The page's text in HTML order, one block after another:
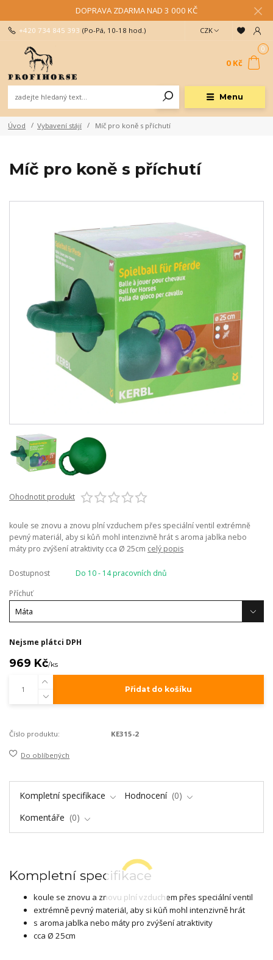
DOPRAVA ZDARMA NAD 3 000 KČ
Menu
CZK
+420 734 845 393 (Po-Pá, 10-18 hod.)
0
0 Kč
Úvod Vybavení stájí Míč pro koně s příchutí
Míč pro koně s příchutí
Ohodnotit produkt
koule se znovu a znovu plní vzduchem přes speciální ventil extrémně
pevný materiál, aby si kůň mohl intenzivně hrát s aroma jablka nebo
máty pro zvýšení atraktivity cca Ø 25cm celý popis
Dostupnost
Do 10 - 14 pracovních dnů
Příchuť
Nejsme plátci DPH
969 Kč/ks
Přidat do košíku
Číslo produktu: KE315-2
Do oblíbených
Kompletní specifikace Hodnocení
0
Komentáře
0
Kompletní specifikace
koule se znovu a znovu plní vzduchem přes speciální ventil
extrémně pevný materiál, aby si kůň mohl intenzivně hrát
s aroma jablka nebo máty pro zvýšení atraktivity
cca Ø 25cm